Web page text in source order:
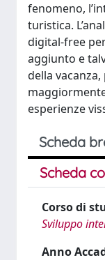
fenomeno,
turistica.
digital-free
aggiunto e
della
esperienze
Scheda
Scheda
Corso di
Sviluppo
Anno